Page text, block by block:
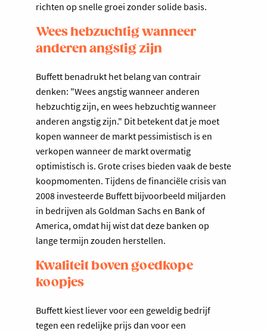
richten op snelle groei zonder solide basis.
Wees hebzuchtig wanneer
anderen angstig zijn
Buffett benadrukt het belang van contrair
denken: "Wees angstig wanneer anderen
hebzuchtig zijn, en wees hebzuchtig wanneer
anderen angstig zijn." Dit betekent dat je moet
kopen wanneer de markt pessimistisch is en
verkopen wanneer de markt overmatig
optimistisch is. Grote crises bieden vaak de beste
koopmomenten. Tijdens de financiële crisis van
2008 investeerde Buffett bijvoorbeeld miljarden
in bedrijven als Goldman Sachs en Bank of
America, omdat hij wist dat deze banken op
lange termijn zouden herstellen.
Kwaliteit boven goedkope
koopjes
Buffett kiest liever voor een geweldig bedrijf
tegen een redelijke prijs dan voor een